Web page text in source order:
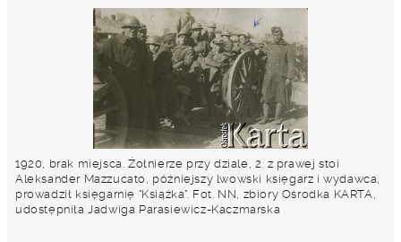
1920, brak miejsca. Żołnierze przy dziale, 2. z prawej stoi
Aleksander Mazzucato, późniejszy lwowski księgarz i wydawca,
prowadził księgarnię "Książka". Fot. NN, zbiory Ośrodka KARTA,
udostępniła Jadwiga Parasiewicz-Kaczmarska